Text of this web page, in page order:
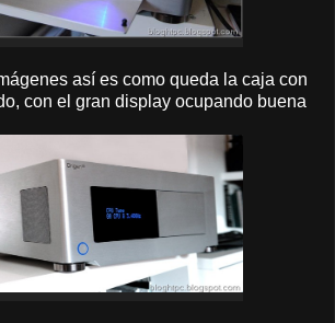
así es como queda la caja con
con el gran display ocupando buena